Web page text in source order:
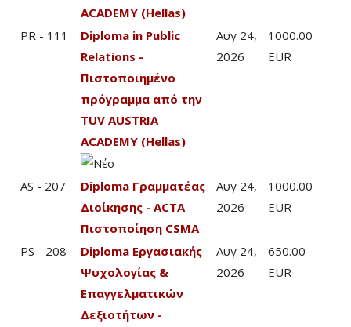
ACADEMY (Hellas)
PR - 111
Diploma in Public
Relations -
Πιστοποιημένο
πρόγραμμα από την
TUV AUSTRIA
ACADEMY (Hellas)
Αυγ 24,
2026
1000.00
EUR
AS - 207
Diploma Γραμματέας
Διοίκησης - ACTA
Πιστοποίηση CSMA
Αυγ 24,
2026
1000.00
EUR
PS - 208
Diploma Εργασιακής
Ψυχολογίας &
Επαγγελματικών
Δεξιοτήτων -
Αυγ 24,
2026
650.00
EUR